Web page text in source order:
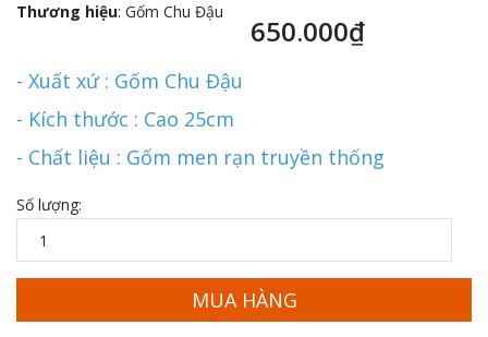
Thương hiệu: Gốm Chu Đậu
650.000₫
- Xuất xứ : Gốm Chu Đậu
- Kích thước : Cao 25cm
- Chất liệu : Gốm men rạn truyền thống
Số lượng:
MUA HÀNG